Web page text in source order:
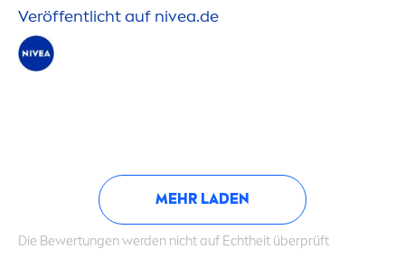
Veröffentlicht auf nivea.de
MEHR LADEN
Die Bewertungen werden nicht auf Echtheit überprüft